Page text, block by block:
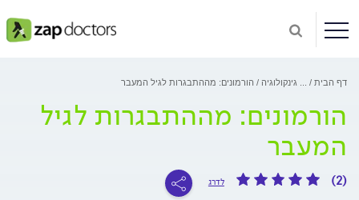
דף הבית גינקולוגיה הורמונים: מההתבגרות לגיל המעבר
הורמונים: מההתבגרות לגיל
המעבר
(2) לדרג